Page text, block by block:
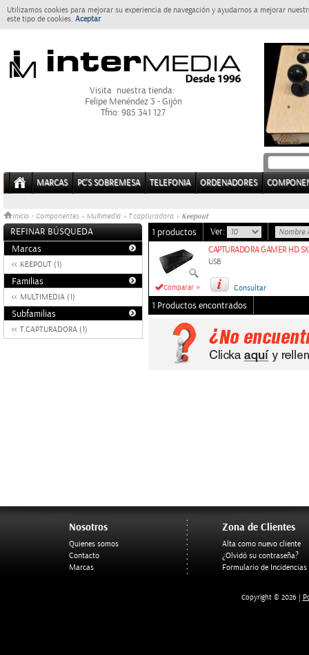
Utilizamos cookies para mejorar su experiencia de navegación y ayudarnos a mejorar
este tipo de cookies. Aceptar
Visita nuestra tienda:
Felipe Menéndez 3 - Gijón
Tfno: 985 341 127
MARCAS PC'S SOBREMESA TELEFONIA ORDENADORES
Inicio > Componentes » Multimedia » T.capturadora » Keepout
REFINAR BÚSQUEDA
Marcas
KEEPOUT (1)
Familias
MULTIMEDIA (1)
Subfamilias
T.CAPTURADORA (1)
1 productos Ver:
Comparar »
CAPTURADORA GAMER HD
USB
Consultar
1 Productos encontrados
Nosotros
Quienes somos
Contacto
Marcas
Zona de Clientes
Alta como nuevo cliente
¿Olvidó su contraseña?
Formulario de Incidencias
Copyright © 2026 |